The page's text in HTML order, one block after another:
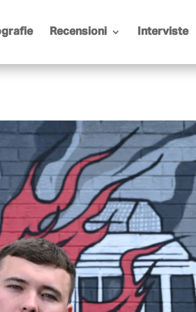
Recensioni Interviste